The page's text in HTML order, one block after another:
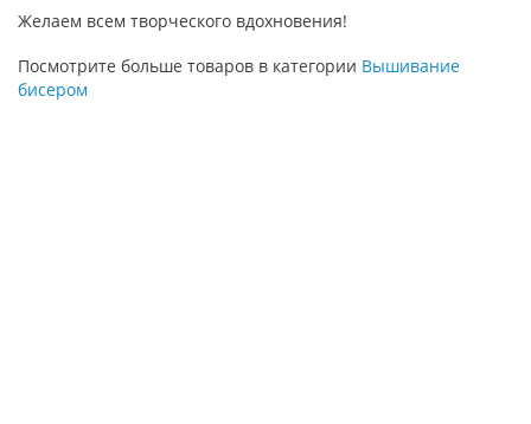
Желаем всем творческого вдохновения!
Посмотрите больше товаров в категории Вышивание
бисером